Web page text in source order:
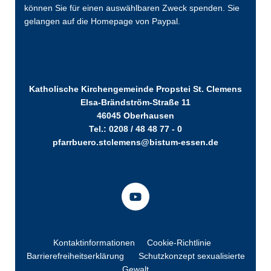
können Sie für einen auswählbaren Zweck spenden. Sie
gelangen auf die Homepage von Paypal.
Katholische Kirchengemeinde Propstei St. Clemens
Elsa-Brändström-Straße 11
46045 Oberhausen
Tel.: 0208 / 48 48 77 - 0
pfarrbuero.stclemens@bistum-essen.de
Kontaktinformationen
Cookie-Richtlinie
Barrierefreiheitserklärung
Schutzkonzept sexualisierte